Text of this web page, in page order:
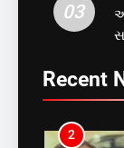
2
3
03
Recent
1
2